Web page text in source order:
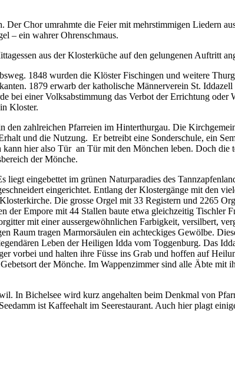
Chor umrahmte die Feier mit mehrstimmigen Liedern
– ein wahrer Ohrenschmaus.
aus der Klosterküche auf den gelungenen Auftritt
1848 wurden die Klöster Fischingen und weitere
1879 erwarb der katholische Männerverein St.
einer Volksabstimmung das Verbot der Errichtung oder
Kloster.
zahlreichen Pfarreien im Hinterthurgau. Die
und die Nutzung. Er betreibt eine Sonderschule, ein
hier also Tür an Tür mit den Mönchen leben. Doch die
der Mönche.
eingebettet im grünen Naturparadies des
eingerichtet. Entlang der Klostergänge mit den
Die grosse Orgel mit 33 Registern und 2265
der Empore mit 44 Stallen baute etwa gleichzeitig Tischler
mit einer aussergewöhnlichen Farbigkeit, versilbert,
tragen Marmorsäulen ein achteckiges Gewölbe.
Leben der Heiligen Idda vom Toggenburg. Das
vorbei und halten ihre Füsse ins Grab und hoffen auf
der Mönche. Im Wappenzimmer sind alle Äbte mit
In Bichelsee wird kurz angehalten beim Denkmal von
ist Kaffeehalt im Seerestaurant. Auch hier plagt